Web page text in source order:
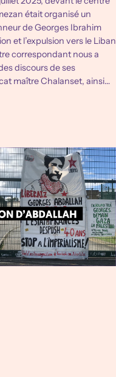
était organisé un
de Georges Ibrahim
et l’expulsion vers le Liban
correspondant nous a
discours de ses
maître Chalanset, ainsi…